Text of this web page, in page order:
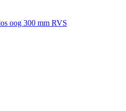
oog 300 mm RVS